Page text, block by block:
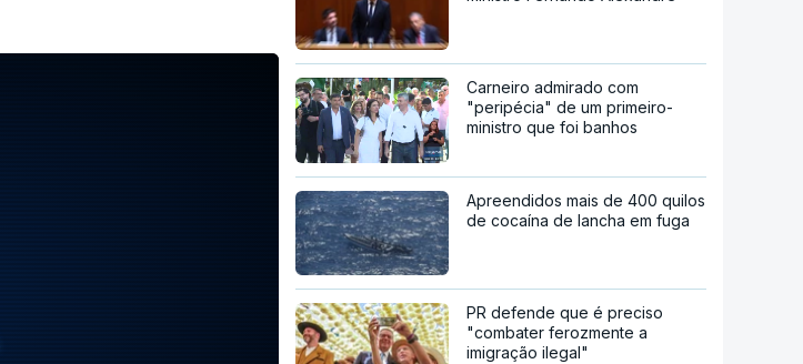
Carneiro admirado com
"peripécia" de um primeiro-
ministro que foi banhos
Apreendidos mais de 400 quilos
de cocaína de lancha em fuga
PR defende que é preciso
"combater ferozmente a
imigração ilegal"